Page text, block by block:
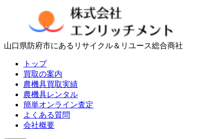
山口県防府市にあるリサイクル＆リユース総合商社
トップ
買取の案内
農機具買取実績
農機具レンタル
簡単オンライン査定
よくある質問
会社概要